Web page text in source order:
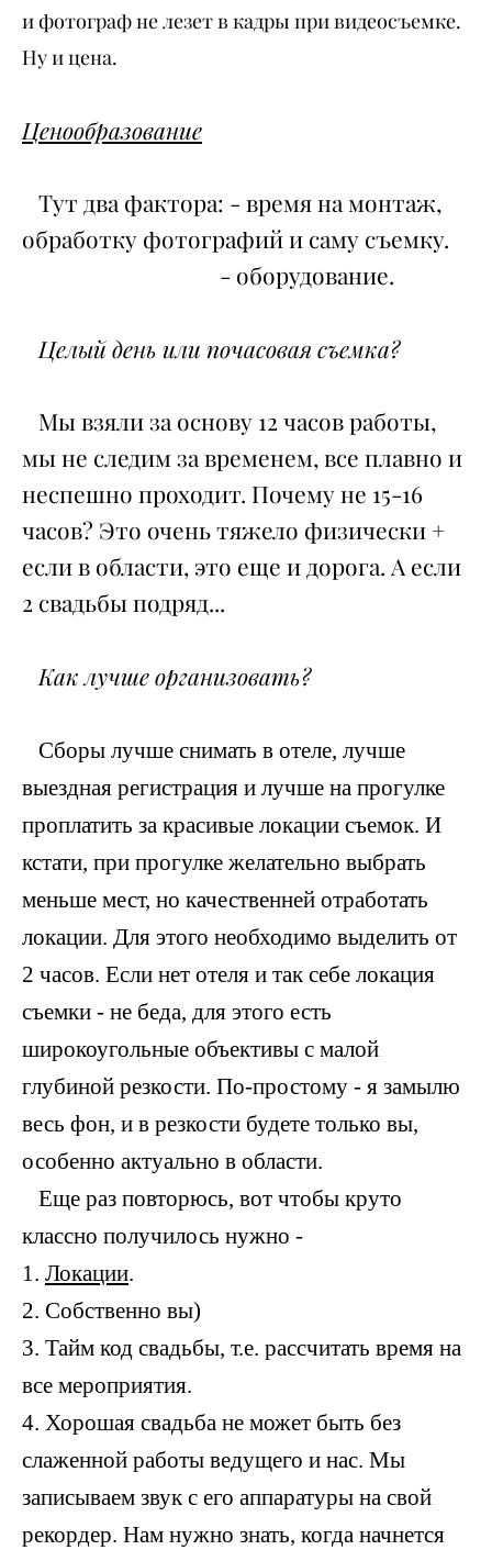
и фотограф не лезет в кадры при видеосъемке.
Ну и цена.
Ценообразование
Тут два фактора: - время на монтаж,
обработку фотографий и саму съемку.
- оборудование.
Целый день или почасовая съемка?
Мы взяли за основу 12 часов работы,
мы не следим за временем, все плавно и
неспешно проходит. Почему не 15-16
часов? Это очень тяжело физически +
если в области, это еще и дорога. А если
2 свадьбы подряд...
Как лучше организовать?
Сборы лучше снимать в отеле, лучше
выездная регистрация и лучше на прогулке
проплатить за красивые локации съемок. И
кстати, при прогулке желательно выбрать
меньше мест, но качественней отработать
локации. Для этого необходимо выделить от
2 часов. Если нет отеля и так себе локация
съемки - не беда, для этого есть
широкоугольные объективы с малой
глубиной резкости. По-простому - я замылю
весь фон, и в резкости будете только вы,
особенно актуально в области.
Еще раз повторюсь, вот чтобы круто
классно получилось нужно -
1. Локации.
2. Собственно вы)
3. Тайм код свадьбы, т.е. рассчитать время на
все мероприятия.
4. Хорошая свадьба не может быть без
слаженной работы ведущего и нас. Мы
записываем звук с его аппаратуры на свой
рекордер. Нам нужно знать, когда начнется